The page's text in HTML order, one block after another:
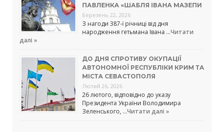
ПАВЛЕНКА «ШАБЛЯ ІВАНА МАЗЕПИ
Березень 22, 2026
З нагоди 387-ї річниці від дня
народження гетьмана Івана …Читати
далі »
ДО ДНЯ СПРОТИВУ ОКУПАЦІЇ
АВТОНОМНОЇ РЕСПУБЛІКИ КРИМ ТА
МІСТА СЕВАСТОПОЛЯ
Лютий 26, 2026
26 лютого, відповідно до указу
Президента України Володимира
Зеленського, …Читати далі »